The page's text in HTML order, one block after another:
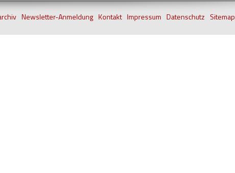
Newsletter-Anmeldung Kontakt Impressum Datenschutz Sitemap